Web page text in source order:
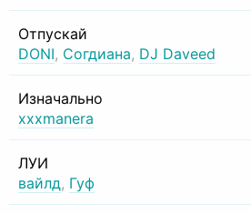
Отпускай
DONI, Согдиана, DJ Daveed
Изначально
xxxmanera
ЛУИ
вайлд, Гуф